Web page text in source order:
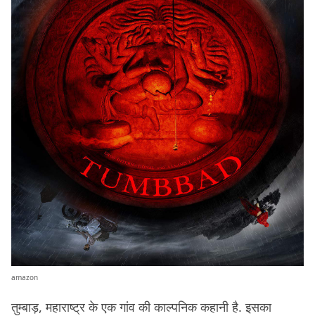
amazon
तुम्बाड़, महाराष्ट्र के एक गांव की काल्पनिक कहानी है. इसका